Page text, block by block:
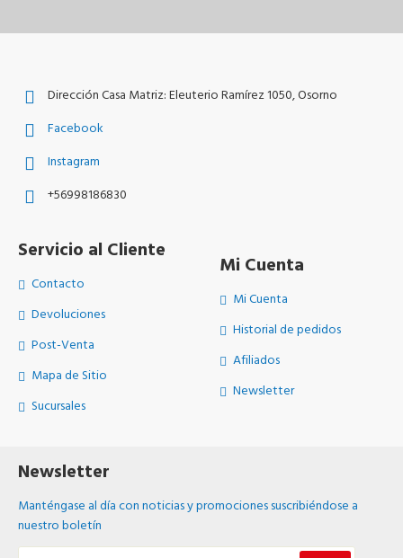
Dirección Casa Matriz: Eleuterio Ramírez 1050, Osorno
Facebook
Instagram
+56998186830
Servicio al Cliente
Contacto
Devoluciones
Post-Venta
Mapa de Sitio
Sucursales
Mi Cuenta
Mi Cuenta
Historial de pedidos
Afiliados
Newsletter
Newsletter
Manténgase al día con noticias y promociones suscribiéndose a
nuestro boletín